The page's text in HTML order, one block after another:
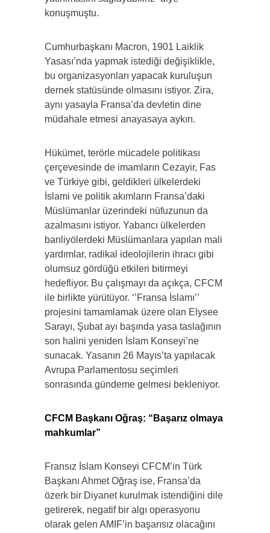
konuşmuştu.
Cumhurbaşkanı Macron, 1901 Laiklik
Yasası’nda yapmak istediği değişiklikle,
bu organizasyonları yapacak kuruluşun
dernek statüsünde olmasını istiyor. Zira,
aynı yasayla Fransa’da devletin dine
müdahale etmesi anayasaya aykırı.
Hükümet, terörle mücadele politikası
çerçevesinde de imamların Cezayir, Fas
ve Türkiye gibi, geldikleri ülkelerdeki
İslami ve politik akımların Fransa’daki
Müslümanlar üzerindeki nüfuzunun da
azalmasını istiyor. Yabancı ülkelerden
banliyölerdeki Müslümanlara yapılan mali
yardımlar, radikal ideolojilerin ihracı gibi
olumsuz gördüğü etkileri bitirmeyi
hedefliyor. Bu çalışmayı da açıkça, CFCM
ile birlikte yürütüyor. ‘’Fransa İslamı’’
projesini tamamlamak üzere olan Elysee
Sarayı, Şubat ayı başında yasa taslağının
son halini yeniden İslam Konseyi’ne
sunacak. Yasanın 26 Mayıs’ta yapılacak
Avrupa Parlamentosu seçimleri
sonrasında gündeme gelmesi bekleniyor.
CFCM Başkanı Oğraş: “Başarız olmaya
mahkumlar”
Fransız İslam Konseyi CFCM’in Türk
Başkanı Ahmet Oğraş ise, Fransa’da
özerk bir Diyanet kurulmak istendiğini dile
getirerek, negatif bir algı operasyonu
olarak gelen AMIF’in başarısız olacağını